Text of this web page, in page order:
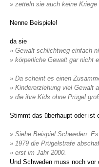
» zetteln sie auch keine Kriege
Nenne Beispiele!
da sie
» Gewalt schlichtweg einfach
» körperliche Gewalt gar nicht
» Da scheint es einen
» Kindererziehung viel Gewalt
» die ihre Kids ohne Prügel
Stimmt das überhaupt oder ist
» Siehe Beispiel Schweden:
» 1979 die Prügelstrafe
» erst im Jahr 2000.
Und Schweden muss noch